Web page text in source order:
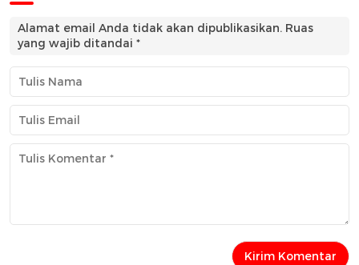
Alamat email Anda tidak akan dipublikasikan. Ruas
yang wajib ditandai *